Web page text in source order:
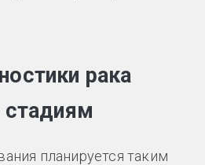
рака
стадиям
планируется таким